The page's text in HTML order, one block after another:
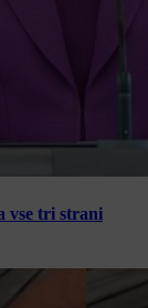
vse tri strani